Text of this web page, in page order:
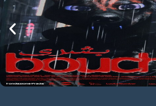
mer 05/08
21h00